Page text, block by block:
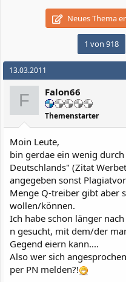
Neues Thema
1 von 918
13.03.2011
F Falon66
Themenstarter
Moin Leute,
bin gerdae ein wenig
Deutschlands" (Zitat
angegeben sonst
Menge Q-treiber gibt aber
wollen/können.
Ich habe schon länger
n gesucht, mit dem/der
Gegend eiern kann....
Also wer sich
per PN melden?!